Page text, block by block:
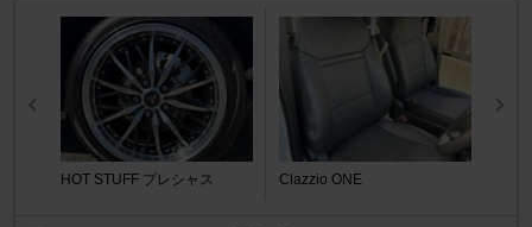
HOT STUFF プレシャス Clazzio ONE